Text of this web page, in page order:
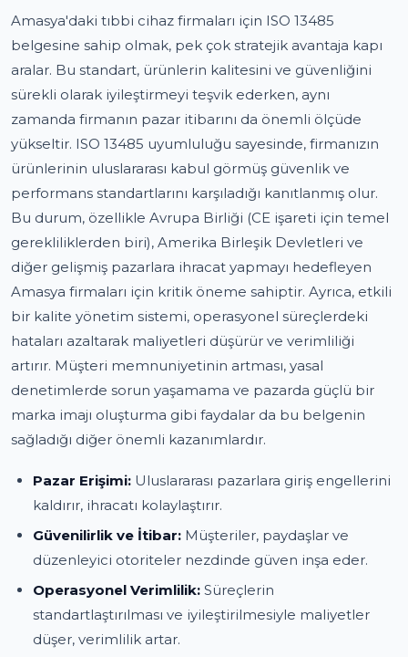
Amasya'daki tıbbi cihaz firmaları için ISO 13485
belgesine sahip olmak, pek çok stratejik avantaja kapı
aralar. Bu standart, ürünlerin kalitesini ve güvenliğini
sürekli olarak iyileştirmeyi teşvik ederken, aynı
zamanda firmanın pazar itibarını da önemli ölçüde
yükseltir. ISO 13485 uyumluluğu sayesinde, firmanızın
ürünlerinin uluslararası kabul görmüş güvenlik ve
performans standartlarını karşıladığı kanıtlanmış olur.
Bu durum, özellikle Avrupa Birliği (CE işareti için temel
gerekliliklerden biri), Amerika Birleşik Devletleri ve
diğer gelişmiş pazarlara ihracat yapmayı hedefleyen
Amasya firmaları için kritik öneme sahiptir. Ayrıca, etkili
bir kalite yönetim sistemi, operasyonel süreçlerdeki
hataları azaltarak maliyetleri düşürür ve verimliliği
artırır. Müşteri memnuniyetinin artması, yasal
denetimlerde sorun yaşamama ve pazarda güçlü bir
marka imajı oluşturma gibi faydalar da bu belgenin
sağladığı diğer önemli kazanımlardır.
Pazar Erişimi: Uluslararası pazarlara giriş engellerini
kaldırır, ihracatı kolaylaştırır.
Güvenilirlik ve İtibar: Müşteriler, paydaşlar ve
düzenleyici otoriteler nezdinde güven inşa eder.
Operasyonel Verimlilik: Süreçlerin
standartlaştırılması ve iyileştirilmesiyle maliyetler
düşer, verimlilik artar.